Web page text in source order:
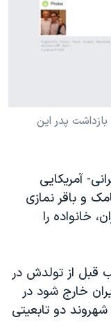
پدر این
آمریکایی
و باقر نمازی
خانواده را
یک شب قبل از تولدش در
ایران خارج شود در
دو تابعیتی